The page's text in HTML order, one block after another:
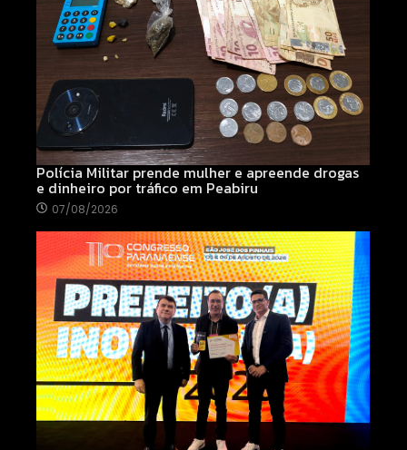
Polícia Militar prende mulher e apreende drogas
e dinheiro por tráfico em Peabiru
07/08/2026